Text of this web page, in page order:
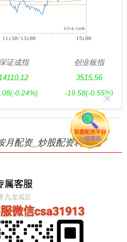
深证成指
(-0.24%)
创业板指
3515.56
-19.58(-0.55%)
月配资_炒股配资利息